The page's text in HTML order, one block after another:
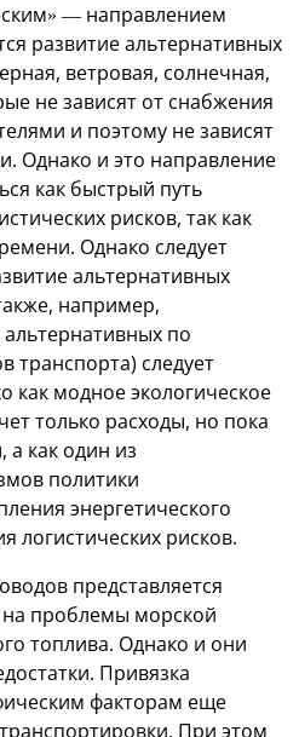
— направлением
развитие альтернативных
ветровая, солнечная,
не зависят от снабжения
и поэтому не зависят
Однако и это направление
как быстрый путь
рисков, так как
Однако следует
альтернативных
например,
по
транспорта) следует
как модное экологическое
только расходы, но пока
а как один из
политики
энергетического
логистических рисков.
представляется
на проблемы морской
топлива. Однако и они
Привязка
факторам еще
При этом